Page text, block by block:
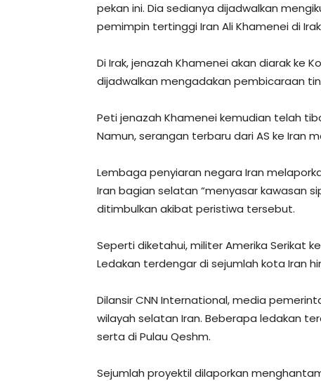
pekan ini. Dia sedianya dijadwalkan
pemimpin tertinggi Iran Ali Khamenei di
Di Irak, jenazah Khamenei akan diarak ke
dijadwalkan mengadakan pembicaraan
Peti jenazah Khamenei kemudian telah
Namun, serangan terbaru dari AS ke Iran
Lembaga penyiaran negara Iran
Iran bagian selatan “menyasar kawasan
ditimbulkan akibat peristiwa tersebut.
Seperti diketahui, militer Amerika Serikat
Ledakan terdengar di sejumlah kota Iran
Dilansir CNN International, media
wilayah selatan Iran. Beberapa ledakan
serta di Pulau Qeshm.
Sejumlah proyektil dilaporkan